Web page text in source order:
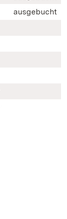
ausgebucht